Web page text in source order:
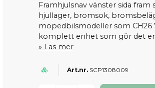
Framhjulsnav vänster sida
hjullager, bromsok,
mopedbilsmodeller som CH26
komplett enhet som gör det
Läs mer
SCP1308009